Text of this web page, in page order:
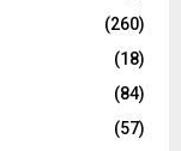
(260)
(18)
(84)
(57)